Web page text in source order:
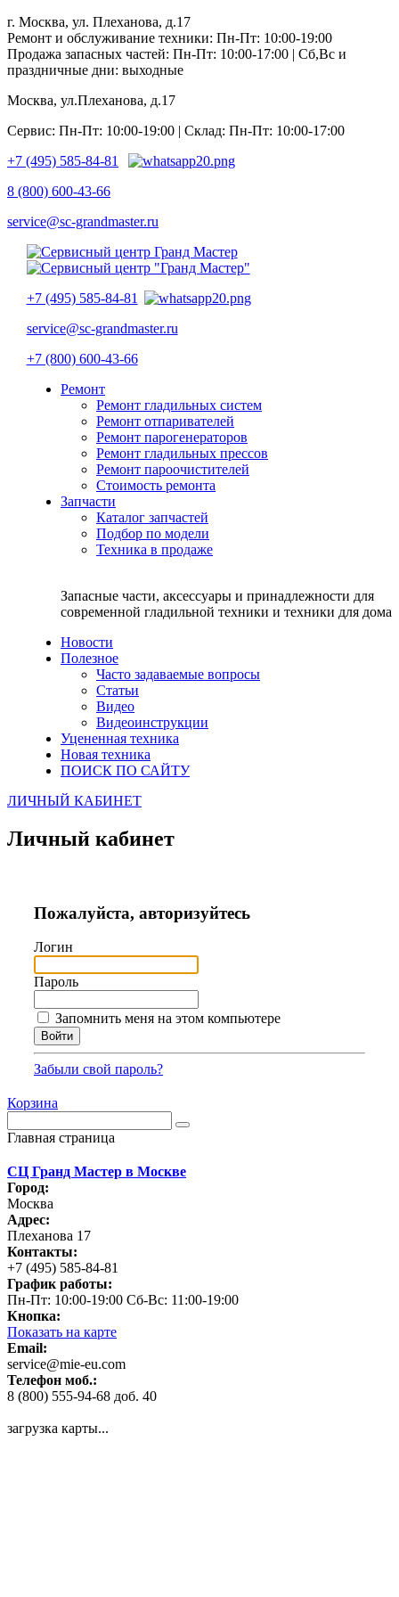
г. Москва, ул. Плеханова, д.17
Ремонт и обслуживание техники: Пн-Пт: 10:00-19:00
Продажа запасных частей: Пн-Пт: 10:00-17:00 | Сб,Вс и
праздничные дни: выходные
Москва, ул.Плеханова, д.17
Сервис: Пн-Пт: 10:00-19:00 | Склад: Пн-Пт: 10:00-17:00
+7 (495) 585-84-81
8 (800) 600-43-66
service@sc-grandmaster.ru
+7 (495) 585-84-81
service@sc-grandmaster.ru
+7 (800) 600-43-66
Ремонт
Ремонт гладильных систем
Ремонт отпаривателей
Ремонт парогенераторов
Ремонт гладильных прессов
Ремонт пароочистителей
Стоимость ремонта
Запчасти
Каталог запчастей
Подбор по модели
Техника в продаже
Запасные части, аксессуары и принадлежности для
современной гладильной техники и техники для дома
Новости
Полезное
Часто задаваемые вопросы
Статьи
Видео
Видеоинструкции
Уцененная техника
Новая техника
ПОИСК ПО САЙТУ
ЛИЧНЫЙ КАБИНЕТ
Личный кабинет
Пожалуйста, авторизуйтесь
Логин
Пароль
Запомнить меня на этом компьютере
Забыли свой пароль?
Корзина
Главная страница
СЦ Гранд Мастер в Москве
Город:
Москва
Адрес:
Плеханова 17
Контакты:
+7 (495) 585-84-81
График работы:
Пн-Пт: 10:00-19:00 Сб-Вс: 11:00-19:00
Кнопка:
Показать на карте
Email:
service@mie-eu.com
Телефон моб.:
8 (800) 555-94-68 доб. 40
загрузка карты...